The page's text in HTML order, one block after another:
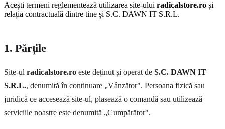
Acești termeni reglementează utilizarea site-ului radicalstore.ro și
relația contractuală dintre tine și S.C. DAWN IT S.R.L.
1. Părțile
Site-ul radicalstore.ro este deținut și operat de S.C. DAWN IT
S.R.L., denumită în continuare „Vânzător". Persoana fizică sau
juridică ce accesează site-ul, plasează o comandă sau utilizează
serviciile noastre este denumită „Cumpărător".